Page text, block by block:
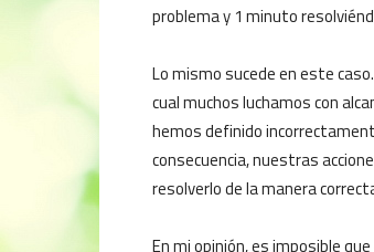
problema y 1 minuto
Lo mismo sucede en este
cual muchos luchamos con
hemos definido
consecuencia, nuestras
resolverlo de la manera
En mi opinión, es imposible